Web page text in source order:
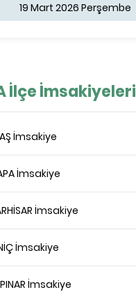
19 Mart 2026 Perşembe
İlçe İmsakiyeleri
İmsakiye
İmsakiye
İmsakiye
İmsakiye
İmsakiye